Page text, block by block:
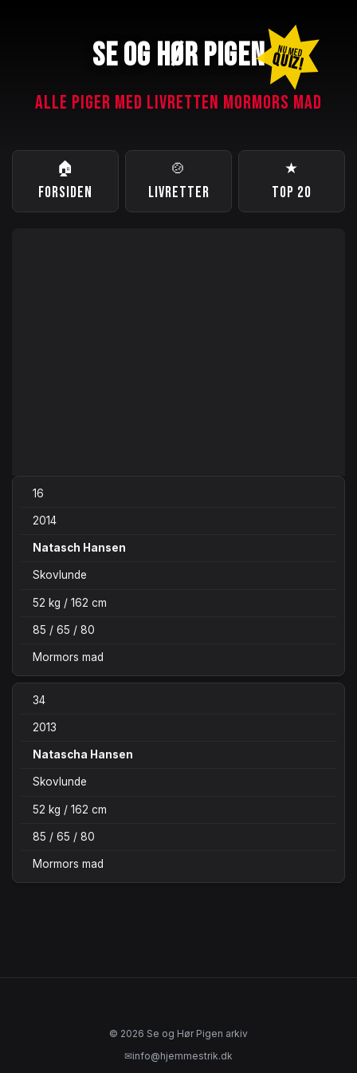
SE OG HØR PIGEN NU MED
QUIZ!
ALLE PIGER MED LIVRETTEN MORMORS MAD
🏠
FORSIDEN
🍲
LIVRETTER
★
TOP 20
16
2014
Natasch Hansen
Skovlunde
52 kg / 162 cm
85 / 65 / 80
Mormors mad
34
2013
Natascha Hansen
Skovlunde
52 kg / 162 cm
85 / 65 / 80
Mormors mad
© 2026 Se og Hør Pigen arkiv
✉info@hjemmestrik.dk